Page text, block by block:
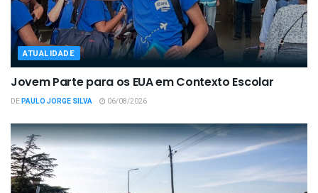
ATUALIDADE
Jovem Parte para os EUA em Contexto Escolar
DEPAULO JORGE SILVA 06/08/2026